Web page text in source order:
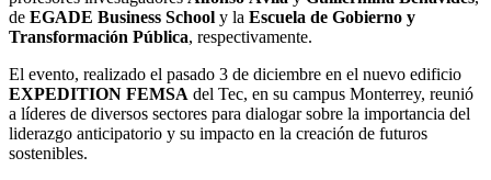
de EGADE Business School y la Escuela de Gobierno y
Transformación Pública, respectivamente.
El evento, realizado el pasado 3 de diciembre en el nuevo edificio
EXPEDITION FEMSA del Tec, en su campus Monterrey, reunió
a líderes de diversos sectores para dialogar sobre la importancia del
liderazgo anticipatorio y su impacto en la creación de futuros
sostenibles.